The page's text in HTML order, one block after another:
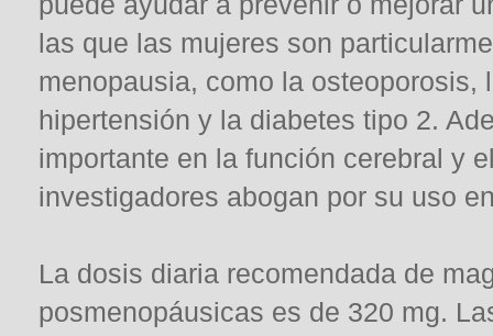
las que las mujeres son
menopausia, como la
hipertensión y la diabetes tipo 2.
importante en la función cerebral y
investigadores abogan por su uso
La dosis diaria recomendada de
posmenopáusicas es de 320 mg.